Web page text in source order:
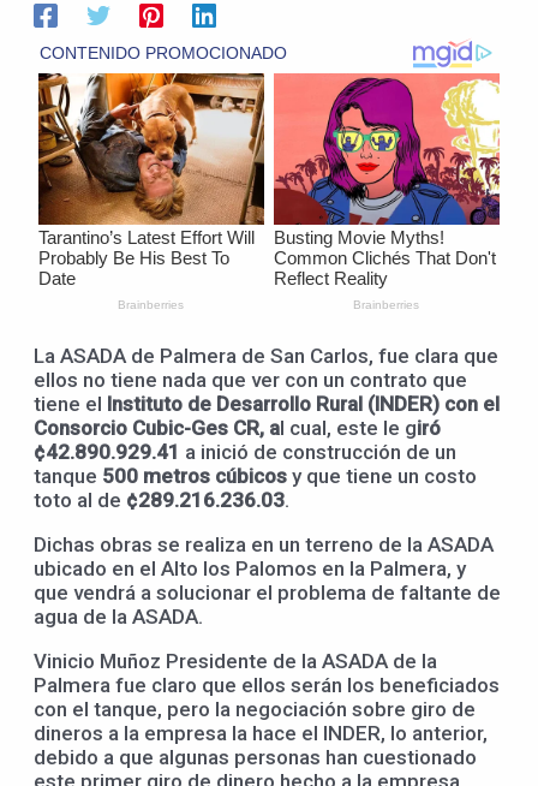
La ASADA de Palmera de San Carlos, fue clara que
ellos no tiene nada que ver con un contrato que
tiene el Instituto de Desarrollo Rural (INDER) con el
Consorcio Cubic-Ges CR, al cual, este le giró
¢42.890.929.41 a inició de construcción de un
tanque 500 metros cúbicos y que tiene un costo
toto al de ¢289.216.236.03.
Dichas obras se realiza en un terreno de la ASADA
ubicado en el Alto los Palomos en la Palmera, y
que vendrá a solucionar el problema de faltante de
agua de la ASADA.
Vinicio Muñoz Presidente de la ASADA de la
Palmera fue claro que ellos serán los beneficiados
con el tanque, pero la negociación sobre giro de
dineros a la empresa la hace el INDER, lo anterior,
debido a que algunas personas han cuestionado
este primer giro de dinero hecho a la empresa